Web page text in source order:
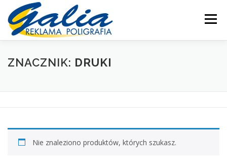
Przejdź
do
treści
Menu
OFERTA PRODUKTY SKLEP
ZNACZNIK: DRUKI
Nie znaleziono produktów, których szukasz.